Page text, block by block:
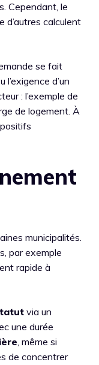
Cependant, le
calculent
se fait
d’un
: l’exemple de
de logement. À
municipalités.
par exemple
rapide à
via un
une durée
, même si
de concentrer